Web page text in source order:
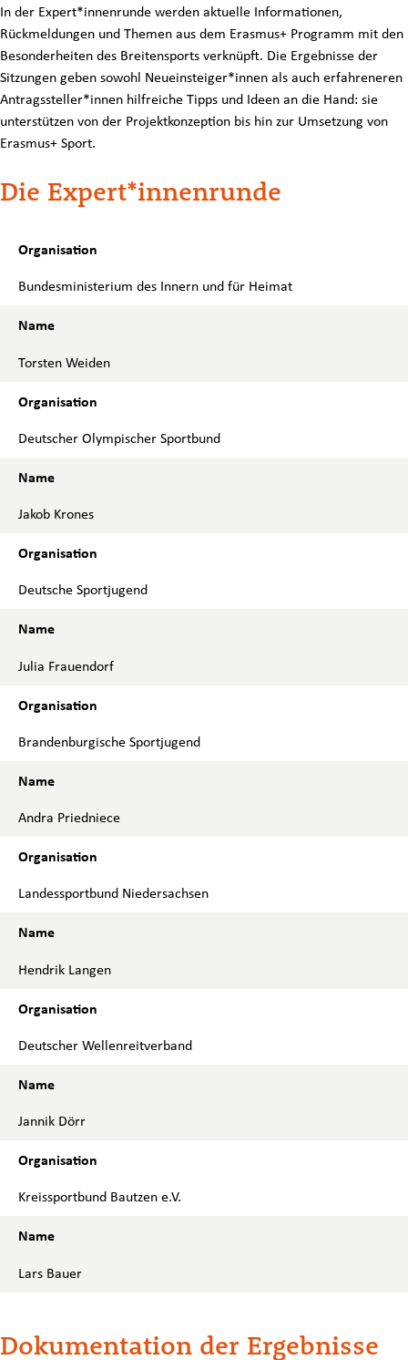
In der Expert*innenrunde werden aktuelle Informationen,
Rückmeldungen und Themen aus dem Erasmus+ Programm mit den
Besonderheiten des Breitensports verknüpft. Die Ergebnisse der
Sitzungen geben sowohl Neueinsteiger*innen als auch erfahreneren
Antragssteller*innen hilfreiche Tipps und Ideen an die Hand: sie
unterstützen von der Projektkonzeption bis hin zur Umsetzung von
Erasmus+ Sport.
Die Expert*innenrunde
Bundesministerium des Innern und für Heimat
Torsten Weiden
Deutscher Olympischer Sportbund
Jakob Krones
Deutsche Sportjugend
Julia Frauendorf
Brandenburgische Sportjugend
Andra Priedniece
Landessportbund Niedersachsen
Hendrik Langen
Deutscher Wellenreitverband
Jannik Dörr
Kreissportbund Bautzen e.V.
Lars Bauer
Dokumentation der Ergebnisse